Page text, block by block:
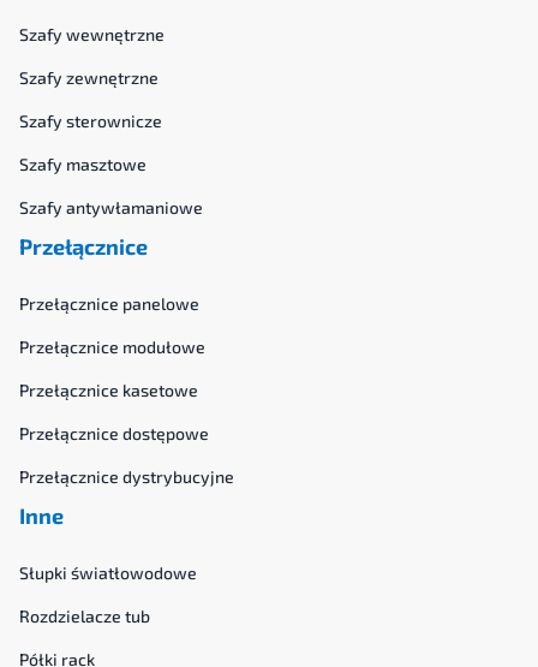
Szafy wewnętrzne
Szafy zewnętrzne
Szafy sterownicze
Szafy masztowe
Szafy antywłamaniowe
Przełącznice
Przełącznice panelowe
Przełącznice modułowe
Przełącznice kasetowe
Przełącznice dostępowe
Przełącznice dystrybucyjne
Inne
Słupki światłowodowe
Rozdzielacze tub
Półki rack